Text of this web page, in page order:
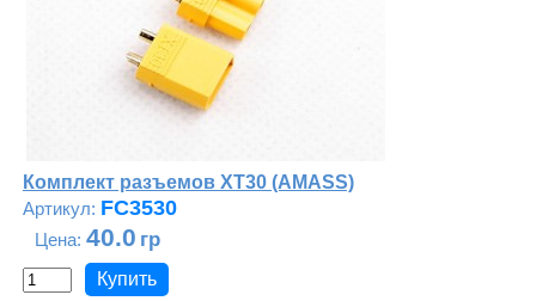
Комплект разъемов XT30 (AMASS)
FC3530
40.0